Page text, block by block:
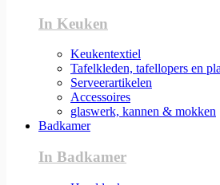
In Keuken
Keukentextiel
Tafelkleden, tafellopers en
Serveerartikelen
Accessoires
glaswerk, kannen & mokken
Badkamer
In Badkamer